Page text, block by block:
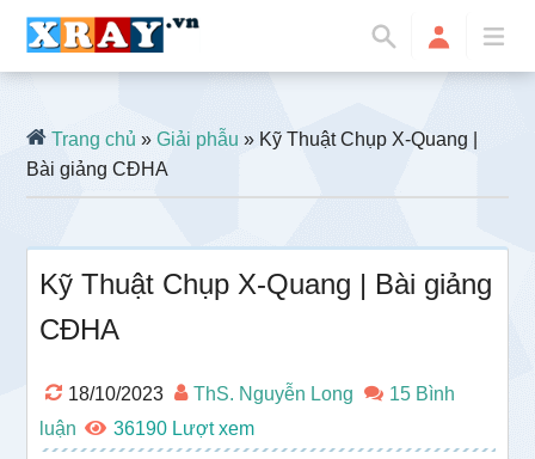
Trang chủ »Giải phẫu » Kỹ Thuật Chụp X-Quang |
Bài giảng CĐHA
Kỹ Thuật Chụp X-Quang | Bài giảng
CĐHA
18/10/2023 ThS. Nguyễn Long
15 Bình
luận
36190